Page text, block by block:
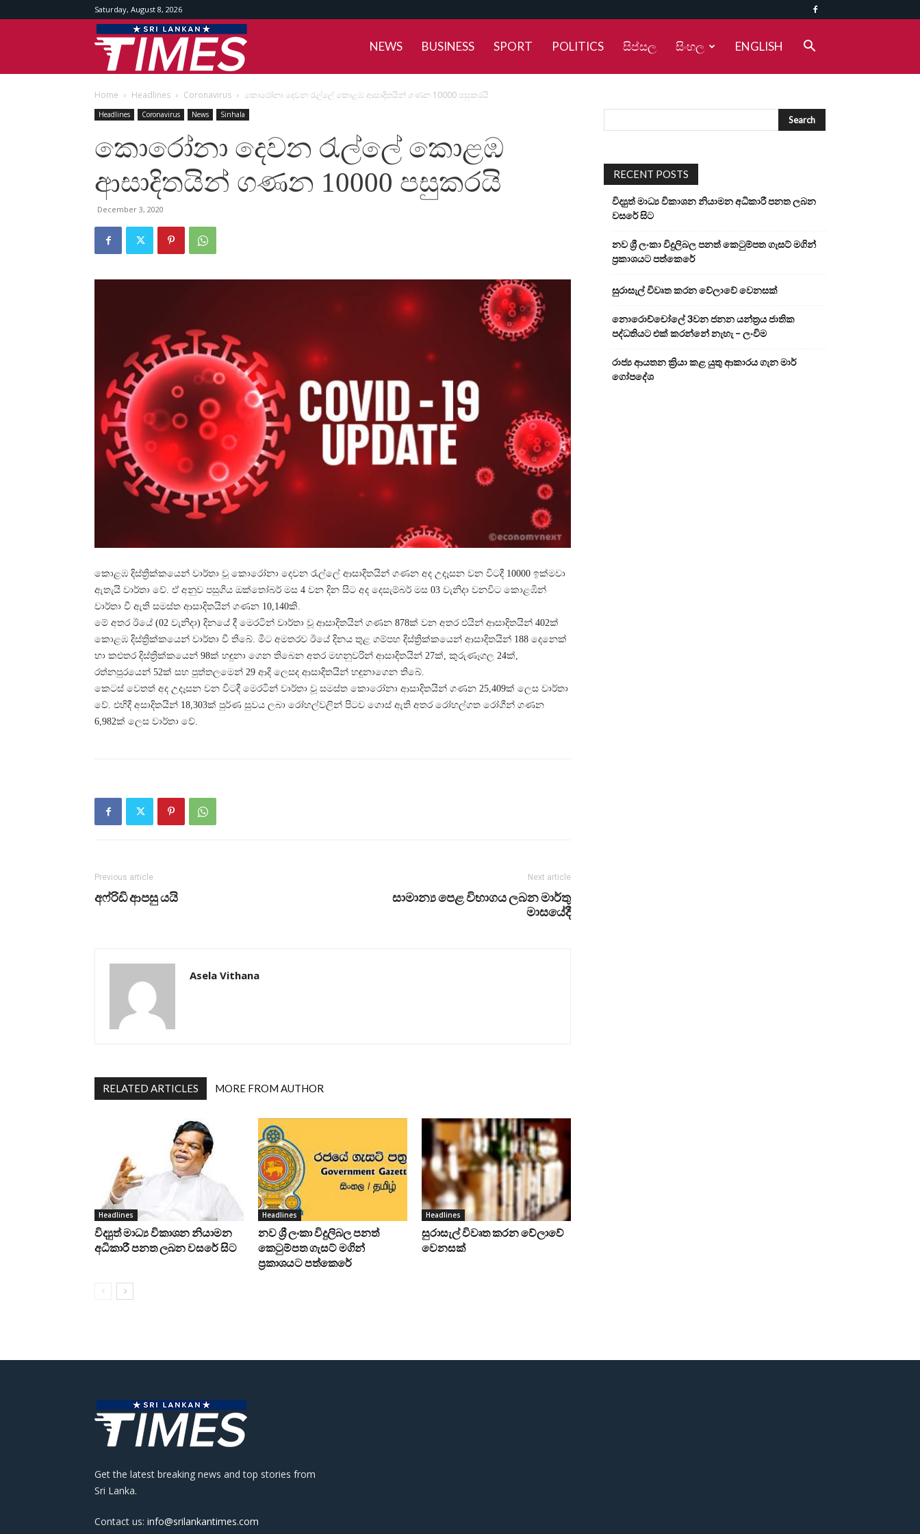
Saturday, August 8, 2026
Srilankan
Times
NEWS BUSINESS SPORT POLITICS සිප්සල සිංහල ENGLISH
Home Headlines Coronavirus කොරෝනා දෙවන රැල්ලේ කොළඹ ආසාදිතයින් ගණන 10000 පසුකරයි
Headlines Coronavirus News Sinhala
කොරෝනා දෙවන රැල්ලේ කොළඹ
ආසාදිතයින් ගණන 10000 පසුකරයි
December 3, 2020
කොළඹ දිස්ත්‍රික්කයෙන් වාර්තා වූ කොරෝනා දෙවන රැල්ලේ ආසාදිතයින් ගණන අද උදෑසන වන විටදී 10000 ඉක්මවා
ඇතැයි වාර්තා වේ. ඒ අනුව පසුගිය ඔක්තෝබර් මස 4 වන දින සිට අද දෙසැම්බර් මස 03 වැනිදා වනවිට කොළඹින්
වාර්තා වී ඇති සමස්ත ආසාදිතයින් ගණන 10,140කි.
මේ අතර ඊයේ (02 වැනිදා) දිනයේ දී මෙරටින් වාර්තා වූ ආසාදිතයින් ගණන 878ක් වන අතර එයින් ආසාදිතයින් 402ක්
කොළඹ දිස්ත්‍රික්කයෙන් වාර්තා වී තිබේ. මීට අමතරව ඊයේ දිනය තුළ ගම්පහ දිස්ත්‍රික්කයෙන් ආසාදිතයින් 188 දෙනෙක්
හා කළුතර දිස්ත්‍රික්කයෙන් 98ක් හඳුනා ගෙන තිබෙන අතර මහනුවරින් ආසාදිතයින් 27ක්, කුරුණෑගල 24ක්,
රත්නපුරයෙන් 52ක් සහ පුත්තලමෙන් 29 ආදි ලෙසද ආසාදිතයින් හඳුනාගෙන තිබේ.
කෙටස් වෙතත් අද උදෑසන වන විටදී මෙරටින් වාර්තා වූ සමස්ත කොරෝනා ආසාදිතයින් ගණන 25,409ක් ලෙස වාර්තා
වේ. එහිදී අසාදිතයින් 18,303ක් පුර්ණ සුවය ලබා රෝහල්වලින් පිටව ගොස් ඇති අතර රෝහල්ගත රෝගීන් ගණන
6,982ක් ලෙස වාර්තා වේ.
Previous article
අෆ්රිඩි ආපසු යයි
Next article
සාමාන්‍ය පෙළ විභාගය ලබන මාර්තු
මාසයේදී
Asela Vithana
RELATED ARTICLES MORE FROM AUTHOR
Headlines
විද්‍යුත් මාධ්‍ය විකාශන නියාමන
අධිකාරී පනත ලබන වසරේ සිට
Headlines
නව ශ්‍රී ලංකා විදුලිබල පනත්
කෙටුම්පත ගැසට් මගින්
ප්‍රකාශයට පත්කෙරේ
Headlines
සුරාසැල් විවෘත කරන වේලාවේ
වෙනසක්
RECENT POSTS
විද්‍යුත් මාධ්‍ය විකාශන නියාමන අධිකාරී පනත ලබන
වසරේ සිට
නව ශ්‍රී ලංකා විදුලිබල පනත් කෙටුම්පත ගැසට් මගින්
ප්‍රකාශයට පත්කෙරේ
සුරාසැල් විවෘත කරන වේලාවේ වෙනසක්
නොරොච්චෝලේ 3වන ජනන යන්ත්‍රය ජාතික
පද්ධතියට එක් කරන්නේ නැහැ – ලංවිම
රාජ්‍ය ආයතන ක්‍රියා කළ යුතු ආකාරය ගැන මාර්
ගෝපදේශ
Get the latest breaking news and top stories from
Sri Lanka.
Contact us: info@srilankantimes.com